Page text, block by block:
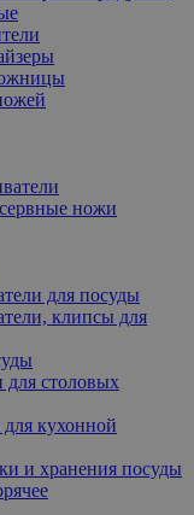
ножи
для посуды
клипсы для
для столовых
кухонной
и хранения посуды